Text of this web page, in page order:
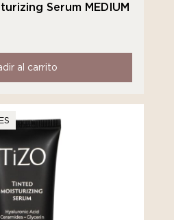
Serum MEDIUM
al carrito